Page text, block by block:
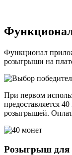
Функционал
розыгрыши на
При первом
предоставляется
розыгрышей.
Розыгрыш для